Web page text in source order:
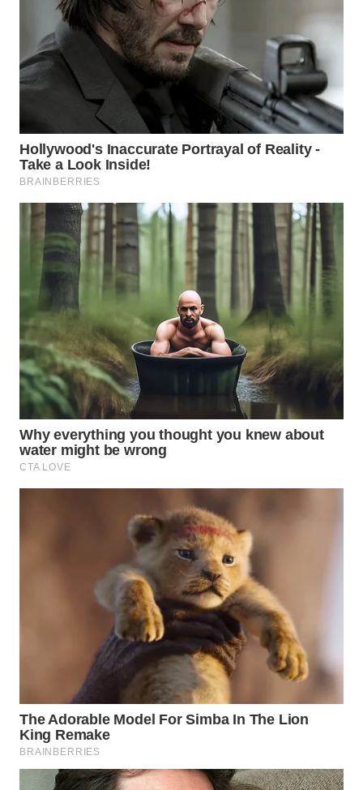
PADANG
LAWAS
SUMEDANG
WN
CIANJUR
KEPULAUAN
SERIBU
WN
TANGERANG
WN
BINJAI
WN
CIREBON
WN
INDRAMAYU
MAJALENGKA
SUKABUMI
WN
PURWAKARTA